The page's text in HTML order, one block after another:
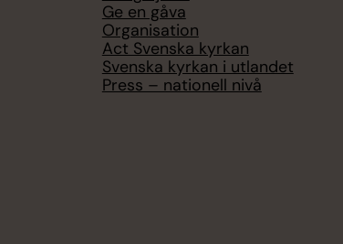
Ge en gåva
Organisation
Act Svenska kyrkan
Svenska kyrkan i utlandet
Press – nationell nivå